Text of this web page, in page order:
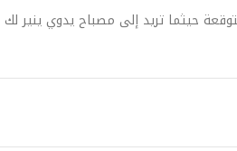
حيثما تريد إلى مصباح يدوي ينير لك